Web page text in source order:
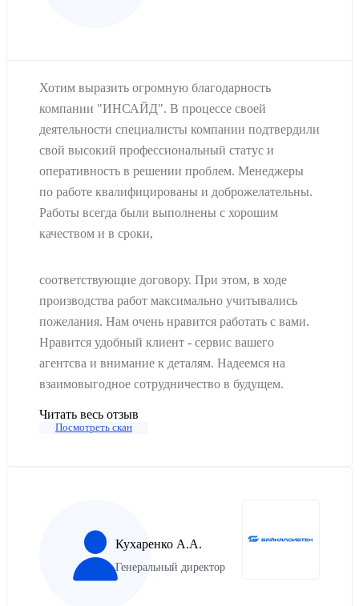
Хотим выразить огромную благодарность
компании "ИНСАЙД". В процессе своей
деятельности специалисты компании подтвердили
свой высокий профессиональный статус и
оперативность в решении проблем. Менеджеры
по работе квалифицированы и доброжелательны.
Работы всегда были выполнены с хорошим
качеством и в сроки,
соответствующие договору. При этом, в ходе
производства работ максимально учитывались
пожелания. Нам очень нравится работать с вами.
Нравится удобный клиент - сервис вашего
агентсва и внимание к деталям. Надеемся на
взаимовыгодное сотрудничество в будущем.
Читать весь отзыв
Посмотреть скан
Кухаренко А.А.
Генеральный директор